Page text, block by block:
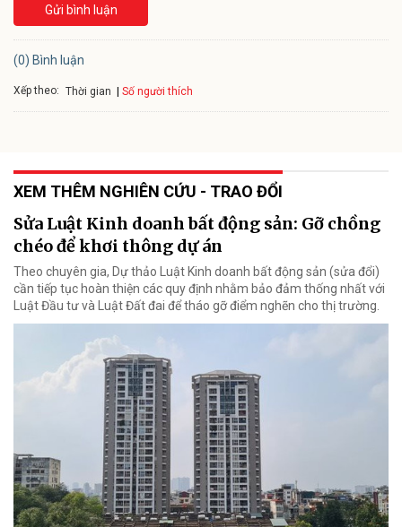
Gửi bình luận
(0) Bình luận
Xếp theo: Thời gian Số người thích
XEM THÊM NGHIÊN CỨU - TRAO ĐỔI
Sửa Luật Kinh doanh bất động sản: Gỡ chồng
chéo để khơi thông dự án
Theo chuyên gia, Dự thảo Luật Kinh doanh bất động sản (sửa đổi)
cần tiếp tục hoàn thiện các quy định nhằm bảo đảm thống nhất với
Luật Đầu tư và Luật Đất đai để tháo gỡ điểm nghẽn cho thị trường.